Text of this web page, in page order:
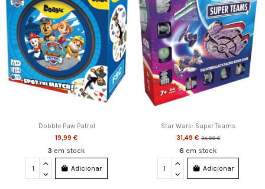
Dobble Paw Patrol
19,99 €
3 em stock
Adicionar
Star Wars: Super Teams
31,49 €34,99 €
6 em stock
Adicionar